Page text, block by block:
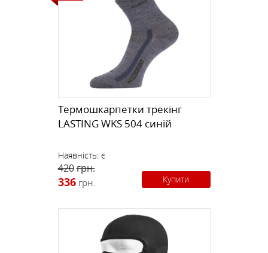
Термошкарпетки трекінг
LASTING WKS 504 синій
Наявність: є
420грн.
336 грн. Купити